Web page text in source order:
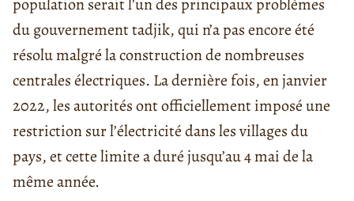
du gouvernement tadjik, qui n’a pas encore été
résolu malgré la construction de nombreuses
centrales électriques. La dernière fois, en janvier
2022, les autorités ont officiellement imposé une
restriction sur l’électricité dans les villages du
pays, et cette limite a duré jusqu’au 4 mai de la
même année.